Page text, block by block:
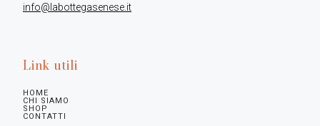
info@labottegasenese.it
Link utili
HOME
CHI SIAMO
SHOP
CONTATTI